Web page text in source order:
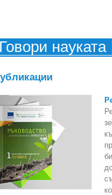
науката